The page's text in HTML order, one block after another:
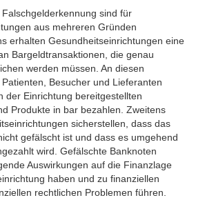
sind für
aus mehreren Gründen
erhalten Gesundheitseinrichtungen eine
Bargeldtransaktionen, die genau
werden müssen. An diesen
Besucher und Lieferanten
der Einrichtung bereitgestellten
Produkte in bar bezahlen. Zweitens
sicherstellen, dass das
gefälscht ist und dass es umgehend
wird. Gefälschte Banknoten
Auswirkungen auf die Finanzlage
haben und zu finanziellen
rechtlichen Problemen führen.